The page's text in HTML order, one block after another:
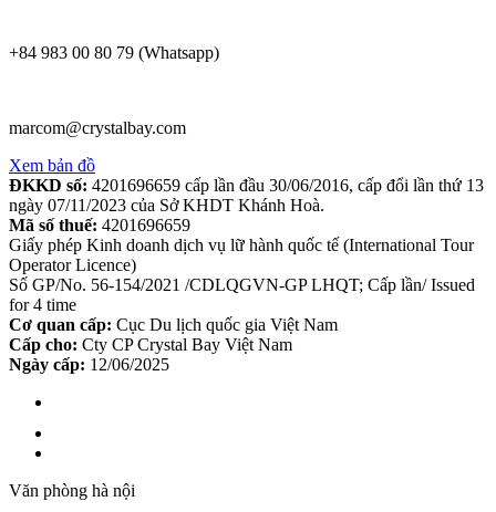
+84 983 00 80 79 (Whatsapp)
marcom@crystalbay.com
Xem bản đồ
ĐKKD số: 4201696659 cấp lần đầu 30/06/2016, cấp đổi lần thứ 13
ngày 07/11/2023 của Sở KHDT Khánh Hoà.
Mã số thuế: 4201696659
Giấy phép Kinh doanh dịch vụ lữ hành quốc tế (International Tour
Operator Licence)
Số GP/No. 56-154/2021 /CDLQGVN-GP LHQT; Cấp lần/ Issued
for 4 time
Cơ quan cấp: Cục Du lịch quốc gia Việt Nam
Cấp cho: Cty CP Crystal Bay Việt Nam
Ngày cấp: 12/06/2025
Văn phòng hà nội